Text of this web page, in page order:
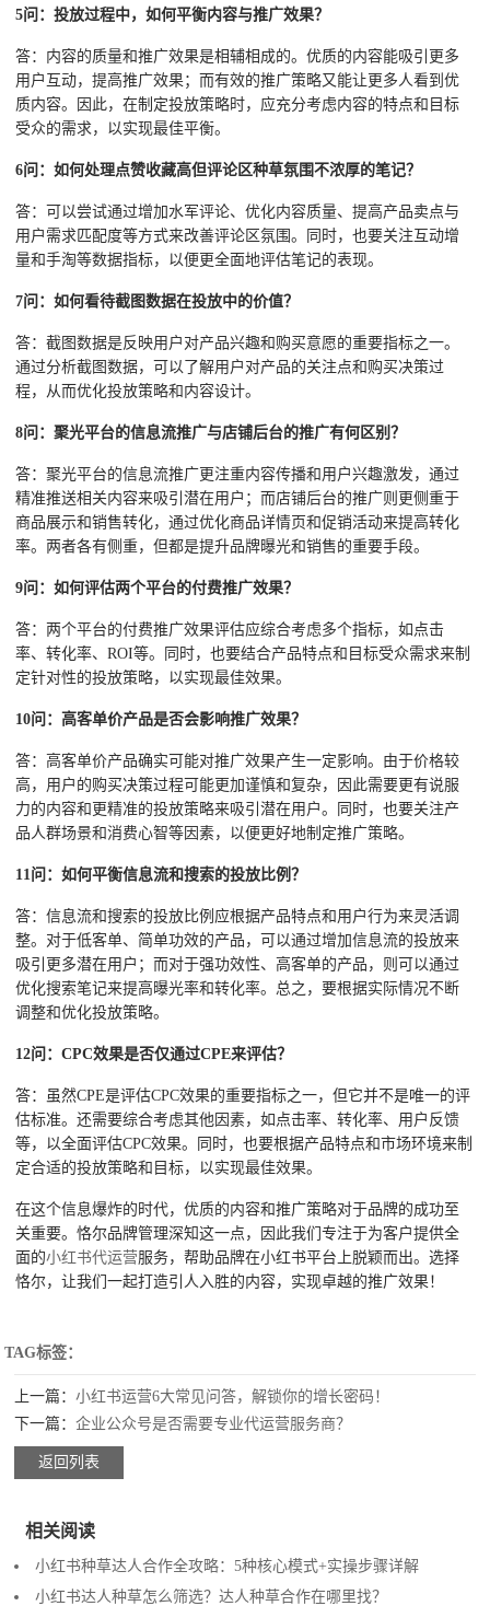
5问：投放过程中，如何平衡内容与推广效果？
答：内容的质量和推广效果是相辅相成的。优质的内容能吸引更多
用户互动，提高推广效果；而有效的推广策略又能让更多人看到优
质内容。因此，在制定投放策略时，应充分考虑内容的特点和目标
受众的需求，以实现最佳平衡。
6问：如何处理点赞收藏高但评论区种草氛围不浓厚的笔记？
答：可以尝试通过增加水军评论、优化内容质量、提高产品卖点与
用户需求匹配度等方式来改善评论区氛围。同时，也要关注互动增
量和手淘等数据指标，以便更全面地评估笔记的表现。
7问：如何看待截图数据在投放中的价值？
答：截图数据是反映用户对产品兴趣和购买意愿的重要指标之一。
通过分析截图数据，可以了解用户对产品的关注点和购买决策过
程，从而优化投放策略和内容设计。
8问：聚光平台的信息流推广与店铺后台的推广有何区别？
答：聚光平台的信息流推广更注重内容传播和用户兴趣激发，通过
精准推送相关内容来吸引潜在用户；而店铺后台的推广则更侧重于
商品展示和销售转化，通过优化商品详情页和促销活动来提高转化
率。两者各有侧重，但都是提升品牌曝光和销售的重要手段。
9问：如何评估两个平台的付费推广效果？
答：两个平台的付费推广效果评估应综合考虑多个指标，如点击
率、转化率、ROI等。同时，也要结合产品特点和目标受众需求来制
定针对性的投放策略，以实现最佳效果。
10问：高客单价产品是否会影响推广效果？
答：高客单价产品确实可能对推广效果产生一定影响。由于价格较
高，用户的购买决策过程可能更加谨慎和复杂，因此需要更有说服
力的内容和更精准的投放策略来吸引潜在用户。同时，也要关注产
品人群场景和消费心智等因素，以便更好地制定推广策略。
11问：如何平衡信息流和搜索的投放比例？
答：信息流和搜索的投放比例应根据产品特点和用户行为来灵活调
整。对于低客单、简单功效的产品，可以通过增加信息流的投放来
吸引更多潜在用户；而对于强功效性、高客单的产品，则可以通过
优化搜索笔记来提高曝光率和转化率。总之，要根据实际情况不断
调整和优化投放策略。
12问：CPC效果是否仅通过CPE来评估？
答：虽然CPE是评估CPC效果的重要指标之一，但它并不是唯一的评
估标准。还需要综合考虑其他因素，如点击率、转化率、用户反馈
等，以全面评估CPC效果。同时，也要根据产品特点和市场环境来制
定合适的投放策略和目标，以实现最佳效果。
在这个信息爆炸的时代，优质的内容和推广策略对于品牌的成功至
关重要。恪尔品牌管理深知这一点，因此我们专注于为客户提供全
面的小红书代运营服务，帮助品牌在小红书平台上脱颖而出。选择
恪尔，让我们一起打造引人入胜的内容，实现卓越的推广效果！
TAG标签：
上一篇：小红书运营6大常见问答，解锁你的增长密码！
下一篇：企业公众号是否需要专业代运营服务商？
返回列表
相关阅读
小红书种草达人合作全攻略：5种核心模式+实操步骤详解
小红书达人种草怎么筛选？达人种草合作在哪里找？